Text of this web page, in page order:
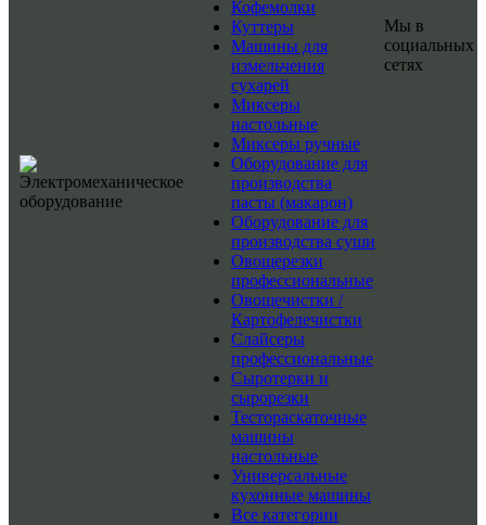
Кофемолки
Куттеры
Машины для
измельчения
сухарей
Миксеры
настольные
Миксеры ручные
Оборудование для
производства
пасты (макарон)
Оборудование для
производства суши
Овощерезки
профессиональные
Овощечистки /
Картофелечистки
Слайсеры
профессиональные
Сыротерки и
сырорезки
Тестораскаточные
машины
настольные
Универсальные
кухонные машины
Все категории
Мы в
социальных
сетях